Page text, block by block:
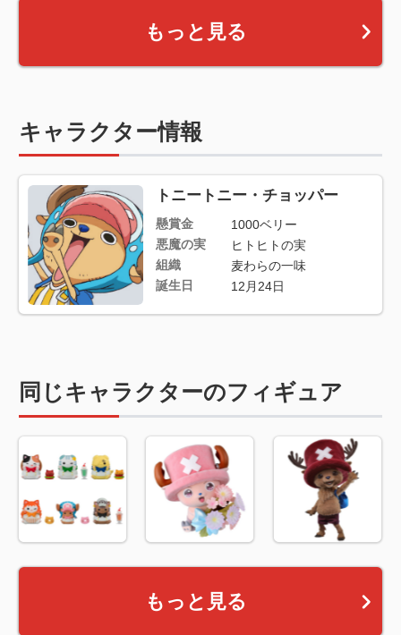
もっと見る
キャラクター情報
トニートニー・チョッパー
懸賞金
1000ベリー
悪魔の実
ヒトヒトの実
組織
麦わらの一味
誕生日
12月24日
同じキャラクターのフィギュア
もっと見る